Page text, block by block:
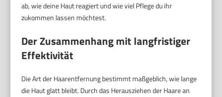
ab, wie deine Haut reagiert und wie viel Pflege du ihr
zukommen lassen möchtest.
Der Zusammenhang mit langfristiger
Effektivität
Die Art der Haarentfernung bestimmt maßgeblich, wie lange
die Haut glatt bleibt. Durch das Herausziehen der Haare an